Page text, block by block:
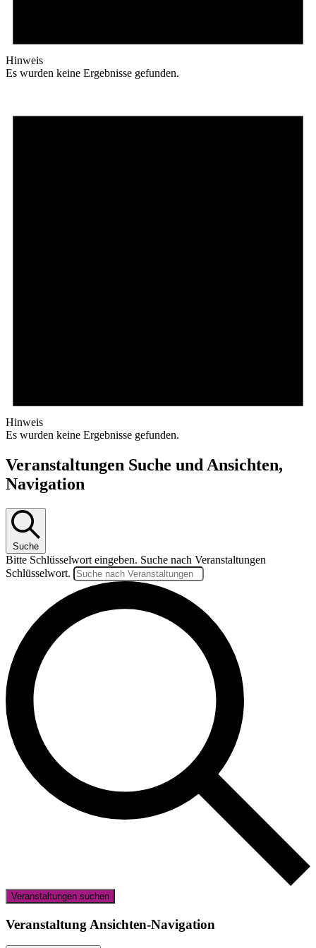
Hinweis
Es wurden keine Ergebnisse gefunden.
Hinweis
Es wurden keine Ergebnisse gefunden.
Veranstaltungen Suche und Ansichten,
Navigation
Suche
Bitte Schlüsselwort eingeben. Suche nach Veranstaltungen
Schlüsselwort.
Veranstaltungen suchen
Veranstaltung Ansichten-Navigation